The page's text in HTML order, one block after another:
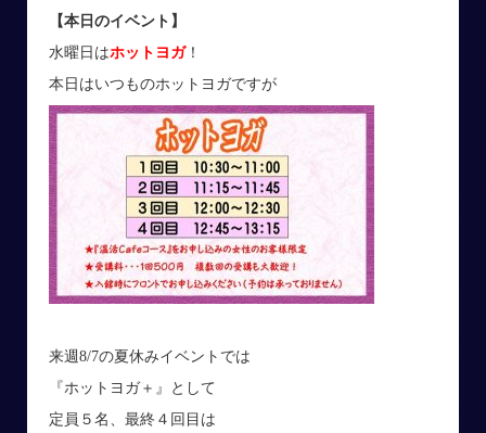
【本日のイベント】
水曜日はホットヨガ！
本日はいつものホットヨガですが
来週8/7の夏休みイベントでは
『ホットヨガ＋』として
定員５名、最終４回目は